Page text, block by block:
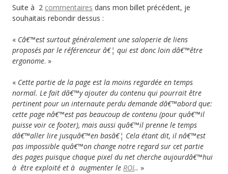
Suite à 2 commentaires dans mon billet précédent, je
souhaitais rebondir dessus :
« Câ€™est surtout généralement une saloperie de liens
proposés par le référenceur â€¦ qui est donc loin dâ€™être
ergonome. »
« Cette partie de la page est la moins regardée en temps
normal. Le fait dâ€™y ajouter du contenu qui pourrait être
pertinent pour un internaute perdu demande dâ€™abord que:
cette page nâ€™est pas beaucoup de contenu (pour quâ€™il
puisse voir ce footer), mais aussi quâ€™il prenne le temps
dâ€™aller lire jusquâ€™en basâ€¦ Cela étant dit, il nâ€™est
pas impossible quâ€™on change notre regard sur cet partie
des pages puisque chaque pixel du net cherche aujourdâ€™hui
à être exploité et à augmenter le ROI.. »